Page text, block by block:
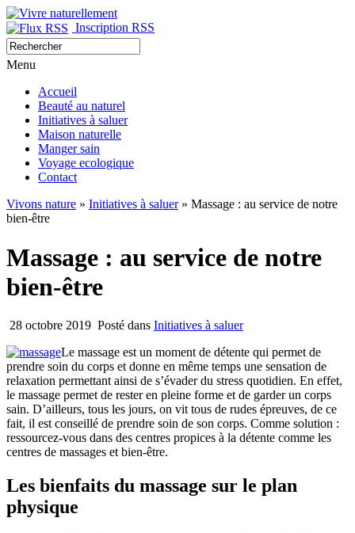
Inscription RSS
Menu
Accueil
Beauté au naturel
Initiatives à saluer
Maison naturelle
Manger sain
Voyage ecologique
Contact
Vivons nature » Initiatives à saluer» Massage : au service de notre
bien-être
Massage : au service de notre
bien-être
28 octobre 2019 Posté dans Initiatives à saluer
Le massage est un moment de détente qui permet de
prendre soin du corps et donne en même temps une sensation de
relaxation permettant ainsi de s’évader du stress quotidien. En effet,
le massage permet de rester en pleine forme et de garder un corps
sain. D’ailleurs, tous les jours, on vit tous de rudes épreuves, de ce
fait, il est conseillé de prendre soin de son corps. Comme solution :
ressourcez-vous dans des centres propices à la détente comme les
centres de massages et bien-être.
Les bienfaits du massage sur le plan
physique